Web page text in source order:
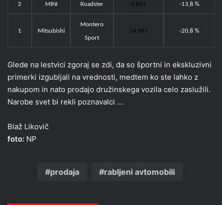
2 MINI Roadster 9.801 -13,8 %
1 Mitsubishi
Montero
Sport
34.965 -20,8 %
Glede na lestvici zgoraj se zdi, da so športni in ekskluzivni
primerki izgubljali na vrednosti, medtem ko ste lahko z
nakupom in nato prodajo družinskega vozila celo zaslužili.
Narobe svet bi rekli poznavalci …
Blaž Likovič
foto: NP
prodaja rabljeni avtomobili